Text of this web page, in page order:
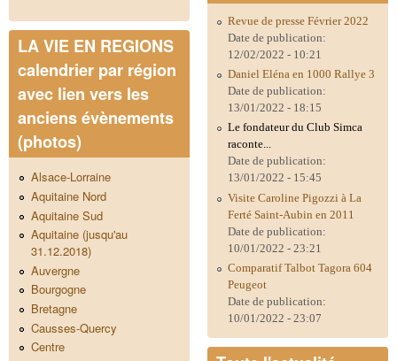
LA VIE EN REGIONS
calendrier par région
avec lien vers les
anciens évènements
(photos)
Alsace-Lorraine
Aquitaine Nord
Aquitaine Sud
Aquitaine (jusqu'au
31.12.2018)
Auvergne
Bourgogne
Bretagne
Causses-Quercy
Centre
Revue de presse Février 2022
Date de publication:
12/02/2022 - 10:21
Daniel Eléna en 1000 Rallye 3
Date de publication:
13/01/2022 - 18:15
Le fondateur du Club Simca
raconte...
Date de publication:
13/01/2022 - 15:45
Visite Caroline Pigozzi à La
Ferté Saint-Aubin en 2011
Date de publication:
10/01/2022 - 23:21
Comparatif Talbot Tagora 604
Peugeot
Date de publication:
10/01/2022 - 23:07